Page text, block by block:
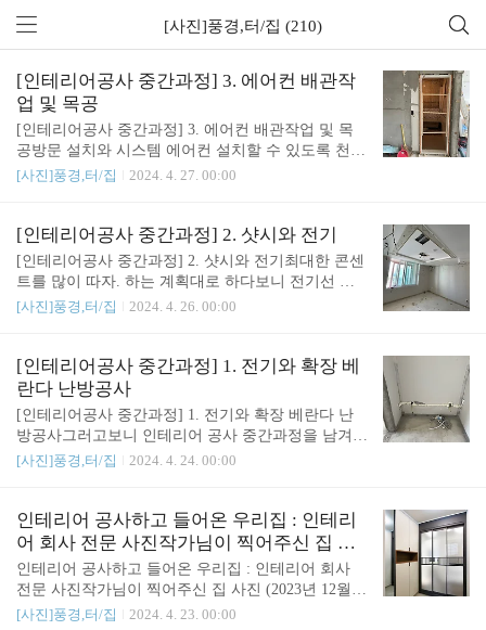
[사진]풍경,터/집 (210)
[인테리어공사 중간과정] 3. 에어컨 배관작
업 및 목공
[인테리어공사 중간과정] 3. 에어컨 배관작업 및 목
공방문 설치와 시스템 에어컨 설치할 수 있도록 천장
작업한 것 같다. 관련글 : https://sound4u.tistory.com/6
란다 난방공사 그러고보니 인테리어 공사 중간과정
을 남겨본 적이 없어서, 갈무리해두었던 사진을 올려
본다. 공사 담당자분이 매일 업데이트해주셨sound4u.
tistory.com https://sound4u.tistory.com/6056 [인테리어
공사 중간과정] 2. 샷시와 전기[인테리어공사 중간과
계획대로 하다보니 전기선 따는데 손이 많이 간 모양
이다. 거실 샷시와 ..
[사진]풍경,터/집 2024. 4. 27. 00:00
[인테리어공사 중간과정] 2. 샷시와 전기
[인테리어공사 중간과정] 2. 샷시와 전기최대한 콘센
트를 많이 따자. 하는 계획대로 하다보니 전기선 따
는데 손이 많이 간 모양이다. 거실 샷시와 아이방(안
다시 보니 이제 좀 알거 같다. 벽에 적힌 중국집 전화
번호가 정겹다. 여기도 새로 샷시를 했다. 하는 김에
작은 방 샷시도 같이 할껄 그랬나보다. 나중에 작은
방과 다용도실 샷시를 했더니, 돈도 많이 들고 주민
동의서 다시 받아야하고 굉장히 번거로웠다. 관련글
: https://sound4u.tistory.com/6054 (2)이사 프로젝트 :
집 모습철거 전 모습. (2020년 촬영한 사진) 관..
[사진]풍경,터/집 2024. 4. 26. 00:00
[인테리어공사 중간과정] 1. 전기와 확장 베
란다 난방공사
[인테리어공사 중간과정] 1. 전기와 확장 베란다 난
방공사그러고보니 인테리어 공사 중간과정을 남겨본
적이 없어서, 갈무리해두었던 사진을 올려본다. 현장
다. 찬장을 다 뜯어낸 모습 관련글 : [인테리어공사
중간과정] 1. 전기와 확장 베란다 난방공사 https://sou
nd4u.tistory.com/6054 (2)이사 프로젝트 : 공사하기 전
집 모습(2)이사 프로젝트 : 공사하기 전 집 모습철거
전 모습. (2020년 촬영한 사진) 관련글 : https://sound4
u.tistory.com/6051 (1)이사 프로젝트 : 인테리어 공사
[사진]풍경,터/집 2024. 4. 24. 00:00
인테리어 공사하고 들어온 우리집 : 인테리
어 회사 전문 사진작가님이 찍어주신 집 사
진 (2023년 12월)
인테리어 공사하고 들어온 우리집 : 인테리어 회사
전문 사진작가님이 찍어주신 집 사진 (2023년 12월)#
인테리어 회사인테리어 회사인 '유니브원'에서 작업
[사진]풍경,터/집 2024. 4. 23. 00:00